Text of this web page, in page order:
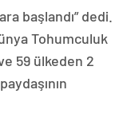
başlandı” dedi.
Tohumculuk
59 ülkeden 2